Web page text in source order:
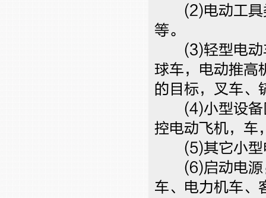
(2)电动工具类
等。
(3)轻型电动车
球车，电动推
的目标，叉车、
(4)小型设备医
控电动飞机，车
(5)其它小型
(6)启动电源：
车、电力机车、